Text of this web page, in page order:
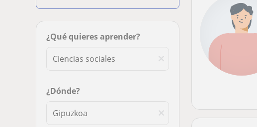
¿Qué quieres aprender?
¿Dónde?